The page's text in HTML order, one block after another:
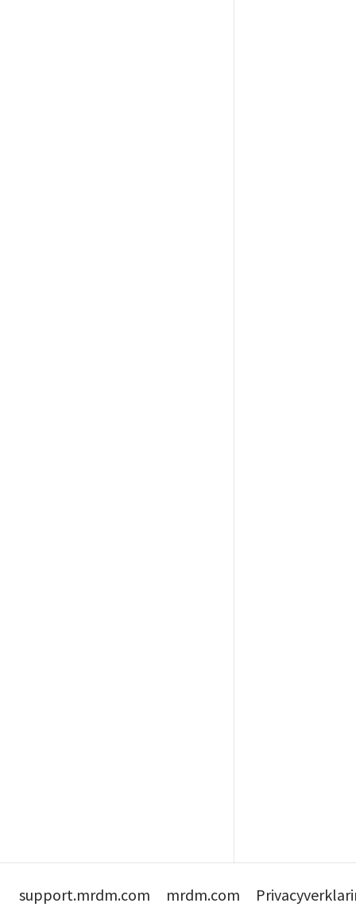
support.mrdm.com mrdm.com